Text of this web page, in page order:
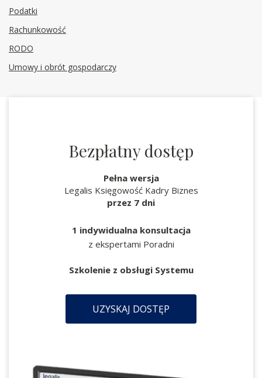
Podatki
Rachunkowość
RODO
Umowy i obrót gospodarczy
Bezpłatny dostęp
Pełna wersja
Legalis Księgowość Kadry Biznes
przez 7 dni
1 indywidualna konsultacja
z ekspertami Poradni
Szkolenie z obsługi Systemu
UZYSKAJ DOSTĘP